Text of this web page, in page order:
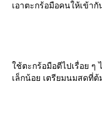
เอาตะกร้อมือคนให้เข้ากั
ใช้ตะกร้อมือตีไปเรื่อย
เล็กน้อย เตรียมนมสดที่ต้